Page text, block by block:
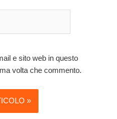
e sito web in questo
volta che commento.